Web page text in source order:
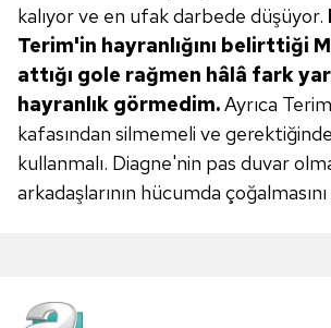
gösterilmeyecektir."
Sizlere daha iyi bir hizmet sunabilmek
Sitemizde kendimize ve üçüncü kişilere
kullanılmaktadır. Bu çerezler vasıtasıyla
verileriniz işlenmekte olup gerekli olan
toplumu hizmetlerinin sunulması
kullanılmaktadır. Diğer çerezler,
kalıyor ve en ufak darbede düşüyor.
Terim'in hayranlığını belirttiği
attığı gole rağmen hâlâ fark
hayranlık görmedim.Ayrıca
kafasından silmemeli ve
kullanmalı. Diagne'nin pas duvar
arkadaşlarının hücumda çoğalmasını